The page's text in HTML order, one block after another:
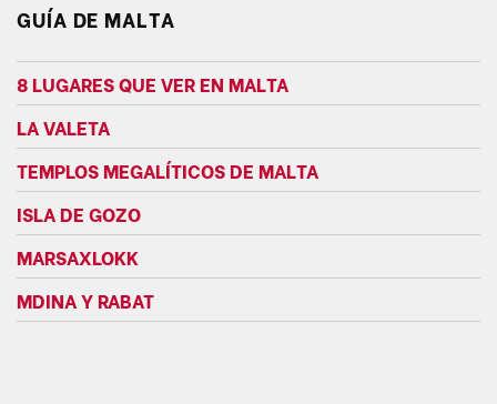
GUÍA DE MALTA
8 LUGARES QUE VER EN MALTA
LA VALETA
TEMPLOS MEGALÍTICOS DE MALTA
ISLA DE GOZO
MARSAXLOKK
MDINA Y RABAT